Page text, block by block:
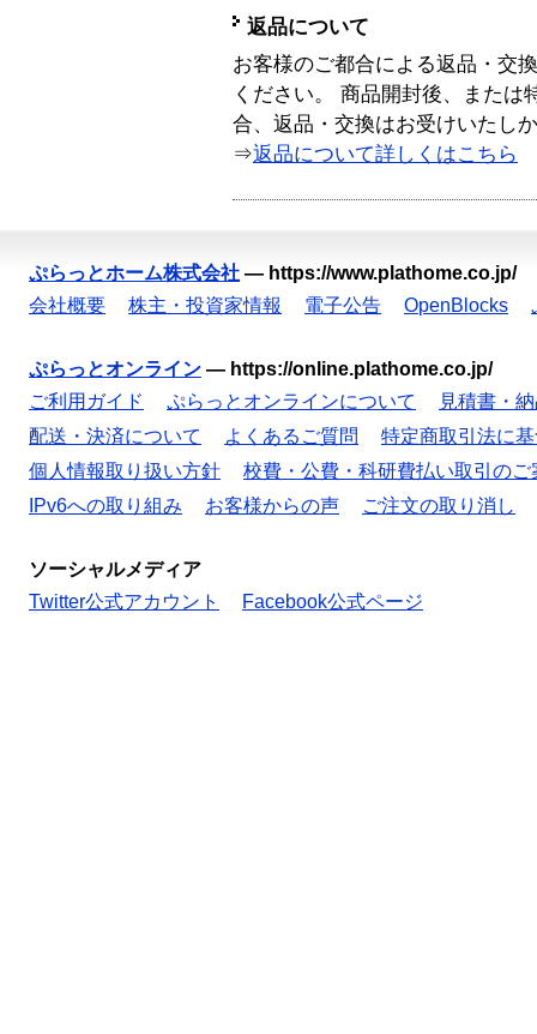
返品について
お客様のご都合による返品・交
ください。 商品開封後、または
合、返品・交換はお受けいたし
⇒返品について詳しくはこちら
ぷらっとホーム株式会社 — https://www.plathome.co.jp/
会社概要
株主・投資家情報 電子公告 OpenBlocks
ぷらっとオンライン — https://online.plathome.co.jp/
ご利用ガイド
ぷらっとオンラインについて
見積書・
配送・決済について
よくあるご質問
特定商取引法に
個人情報取り扱い方針
校費・公費・科研費払い取引のご
IPv6への取り組み
お客様からの声 ご注文の取り消し
ソーシャルメディア
Twitter公式アカウント
Facebook公式ページ